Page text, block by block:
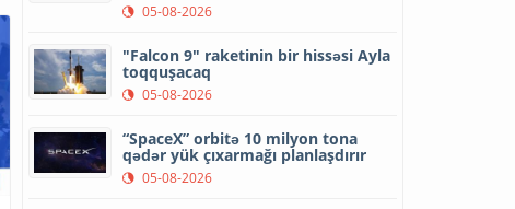
05-08-2026
"Falcon 9" raketinin bir hissəsi Ayla
toqquşacaq
05-08-2026
“SpaceX” orbitə 10 milyon tona
qədər yük çıxarmağı planlaşdırır
05-08-2026